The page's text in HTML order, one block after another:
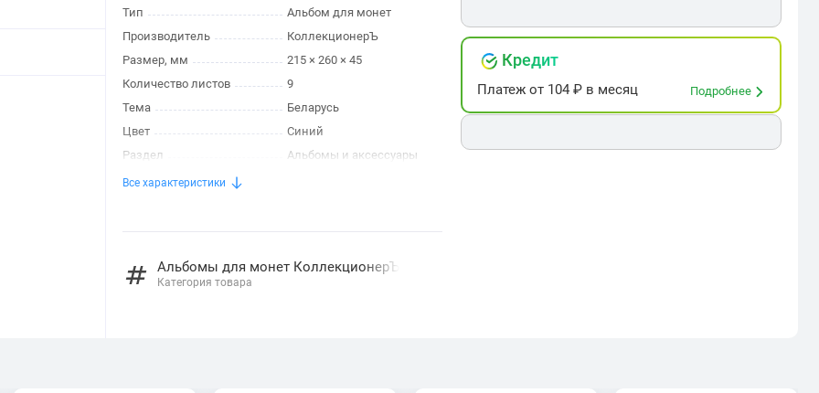
Тип
Альбом для монет
Производитель
КоллекционерЪ
Размер, мм
215 × 260 × 45
Количество листов
9
Тема
Беларусь
Цвет
Синий
Раздел
Альбомы и аксессуары
Все характеристики
Альбомы для монет КоллекционерЪ
Категория товара
Кредит
Платеж от 104 ₽ в месяц Подробнее